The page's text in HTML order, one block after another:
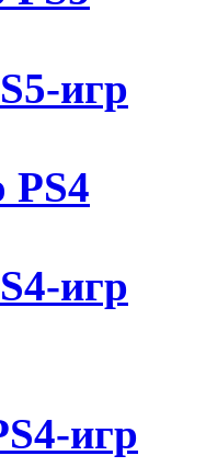
игр
PS4
игр
игр